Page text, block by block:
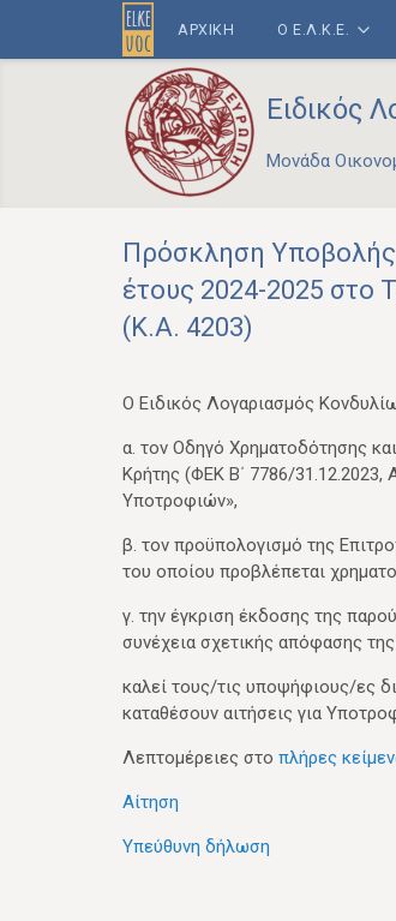
ΑΡΧΙΚΗ Ο Ε.Λ.Κ.Ε.
Ειδικός
Μονάδα
Πρόσκληση
έτους 2024-2025 στο
(Κ.Α. 4203)
Ο Ειδικός Λογαριασμός
α. τον Οδηγό Χρηματοδότησης
Κρήτης (ΦΕΚ Β΄ 7786/31.12.2023,
Υποτροφιών»,
β. τον προϋπολογισμό της
του οποίου προβλέπεται
γ. την έγκριση έκδοσης της
συνέχεια σχετικής απόφασης
καλεί τους/τις υποψήφιους/ες
καταθέσουν αιτήσεις για
Λεπτομέρειες στο πλήρες
Αίτηση
Υπεύθυνη δήλωση